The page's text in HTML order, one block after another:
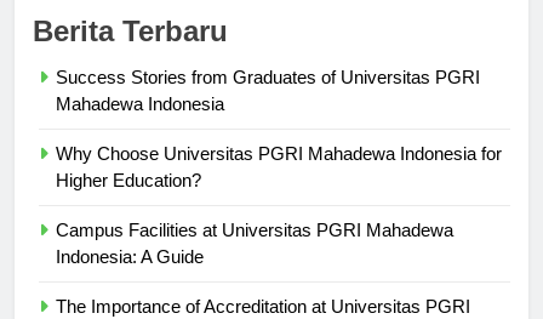
Berita Terbaru
Success Stories from Graduates of Universitas PGRI
Mahadewa Indonesia
Why Choose Universitas PGRI Mahadewa Indonesia for
Higher Education?
Campus Facilities at Universitas PGRI Mahadewa
Indonesia: A Guide
The Importance of Accreditation at Universitas PGRI